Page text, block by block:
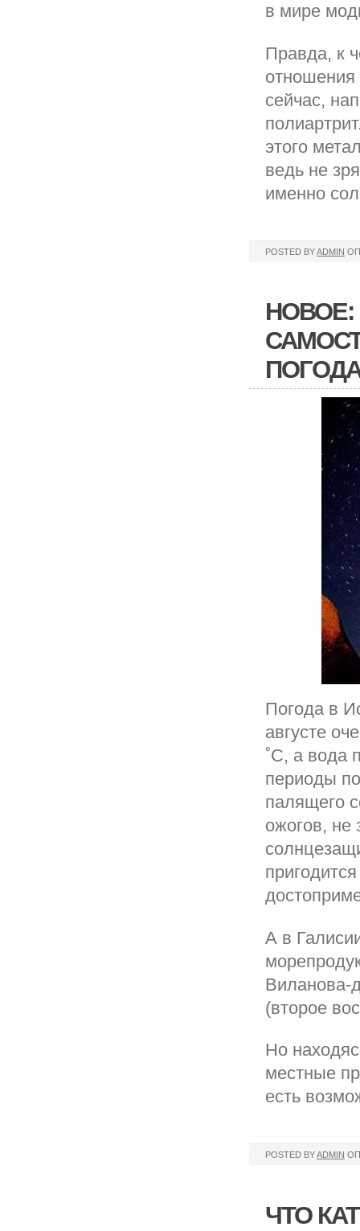
в мире
Правда, к
отношения
сейчас,
этого
ведь не
именно
POSTED BYADMIN
Погода в
августе
˚C, а вода
периоды
палящего
ожогов, не
А в
Виланова-
(второе
Но
местные
есть
POSTED BYADMIN
ЧТО